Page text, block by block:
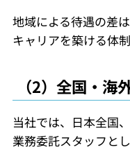
地域による待遇の差
キャリアを築ける体
（2）全国・海
当社では、日本全国
業務委託スタッフとし